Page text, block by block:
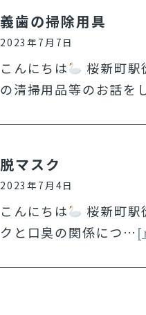
義歯の掃除用具
2023年7月7日
こんにちは 桜新町駅
の清掃用品等のお話を
脱マスク
2023年7月4日
こんにちは 桜新町駅
クと口臭の関係につ…